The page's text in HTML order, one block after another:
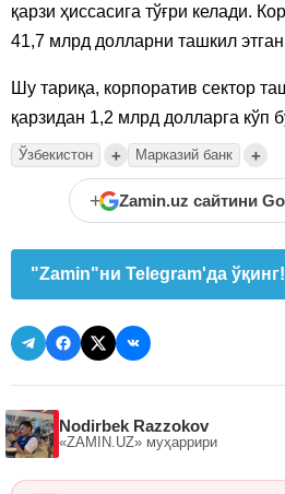
қарзи ҳиссасига тўғри келади.
41,7 млрд долларни ташкил
Шу тариқа, корпоратив сектор
қарзидан 1,2 млрд долларга кўп
Ўзбекистон + Марказий банк +
+ Zamin.uz сайтини
"Zamin"ни Telegram'да ўқинг!
Nodirbek Razzokov
«ZAMIN.UZ» муҳаррири